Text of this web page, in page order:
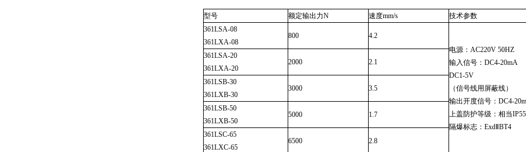
型号 额定输出力N 速度mm/s
技术参数
361LSA-08
361LXA-08
800
4.2
电源： AC220V 50HZ
输入信号： DC4-20mA
DC1-5V
（信号线用屏蔽线）
输出开度信号： DC4-
上盖防护等级：相当IP55
隔爆标志： ExdⅡBT4
361LSA-20
361LXA-20
2000 2.1
361LSB-30
361LXB-30
3000 3.5
361LSB-50
361LXB-50
5000 1.7
361LSC-65
361LXC-65
6500 2.8